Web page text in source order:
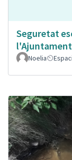
Seguretat
l'Ajuntament
Noelia